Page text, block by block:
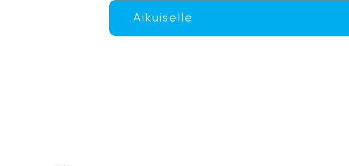
Aikuiselle